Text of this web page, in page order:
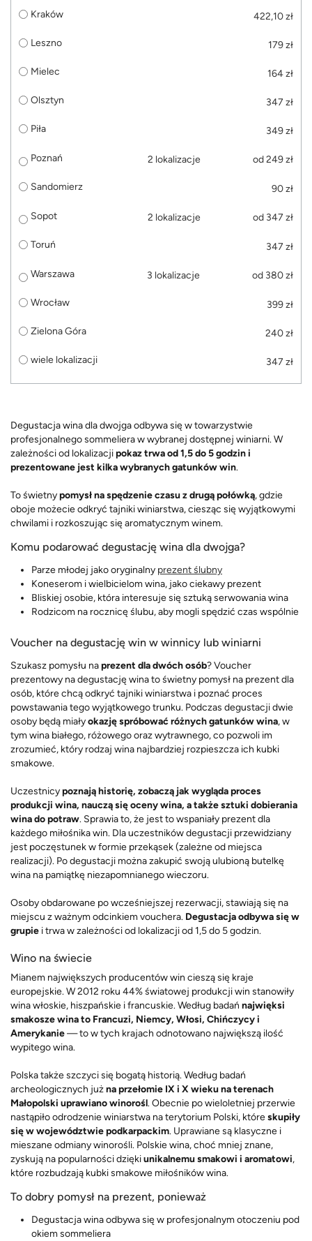
Kraków 422,10 zł
Leszno 179 zł
Mielec 164 zł
Olsztyn 347 zł
Piła 349 zł
Poznań 2 lokalizacje od 249 zł
Sandomierz 90 zł
Sopot 2 lokalizacje od 347 zł
Toruń 347 zł
Warszawa 3 lokalizacje od 380 zł
Wrocław 399 zł
Zielona Góra 240 zł
wiele lokalizacji 347 zł
Degustacja wina dla dwojga odbywa się w towarzystwie
profesjonalnego sommeliera w wybranej dostępnej winiarni. W
zależności od lokalizacjipokaz trwa od 1,5 do 5 godzin i
prezentowane jest kilka wybranych gatunków win.
To świetnypomysł na spędzenie czasu z drugą połówką, gdzie
oboje możecie odkryć tajniki winiarstwa, ciesząc się wyjątkowymi
chwilami i rozkoszując się aromatycznym winem.
Komu podarować degustację wina dla dwojga?
Parze młodej jako oryginalny prezent ślubny
Koneserom i wielbicielom wina, jako ciekawy prezent
Bliskiej osobie, która interesuje się sztuką serwowania wina
Rodzicom na rocznicę ślubu, aby mogli spędzić czas wspólnie
Voucher na degustację win w winnicy lub winiarni
Szukasz pomysłu naprezent dla dwóch osób? Voucher
prezentowy na degustację wina to świetny pomysł na prezent dla
osób, które chcą odkryć tajniki winiarstwa i poznać proces
powstawania tego wyjątkowego trunku. Podczas degustacji dwie
osoby będą miałyokazję spróbować różnych gatunków wina, w
tym wina białego, różowego oraz wytrawnego, co pozwoli im
zrozumieć, który rodzaj wina najbardziej rozpieszcza ich kubki
smakowe.
Uczestnicypoznają historię, zobaczą jak wygląda proces
produkcji wina, nauczą się oceny wina, a także sztuki dobierania
wina do potraw. Sprawia to, że jest to wspaniały prezent dla
każdego miłośnika win. Dla uczestników degustacji przewidziany
jest poczęstunek w formie przekąsek (zależne od miejsca
realizacji). Po degustacji można zakupić swoją ulubioną butelkę
wina na pamiątkę niezapomnianego wieczoru.
Osoby obdarowane po wcześniejszej rezerwacji, stawiają się na
miejscu z ważnym odcinkiem vouchera. Degustacja odbywa się w
grupie i trwa w zależności od lokalizacji od 1,5 do 5 godzin.
Wino na świecie
Mianem największych producentów win cieszą się kraje
europejskie. W 2012 roku 44% światowej produkcji win stanowiły
wina włoskie, hiszpańskie i francuskie. Według badań najwięksi
smakosze wina to Francuzi, Niemcy, Włosi, Chińczycy i
Amerykanie— to w tych krajach odnotowano największą ilość
wypitego wina.
Polska także szczyci się bogatą historią. Według badań
archeologicznych jużna przełomie IX i X wieku na terenach
Małopolski uprawiano winorośl. Obecnie po wieloletniej przerwie
nastąpiło odrodzenie winiarstwa na terytorium Polski, któreskupiły
się w województwie podkarpackim. Uprawiane są klasyczne i
mieszane odmiany winorośli. Polskie wina, choć mniej znane,
zyskują na popularności dziękiunikalnemu smakowi i aromatowi,
które rozbudzają kubki smakowe miłośników wina.
To dobry pomysł na prezent, ponieważ
Degustacja wina odbywa się w profesjonalnym otoczeniu pod
okiem sommeliera